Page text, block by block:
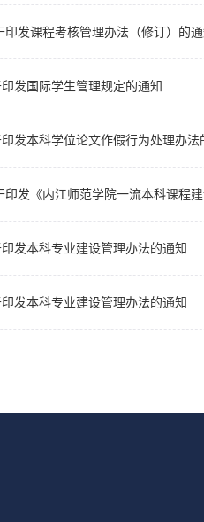
印发课程考核管理办法（修订）的通
发国际学生管理规定的通知
发本科学位论文作假行为处理办法
印发《内江师范学院一流本科课程
发本科专业建设管理办法的通知
发本科专业建设管理办法的通知